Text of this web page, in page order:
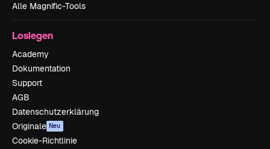
Alle Magnific-Tools
Loslegen
Academy
Dokumentation
Support
AGB
Datenschutzerklärung
Originale Neu
Cookie-Richtlinie